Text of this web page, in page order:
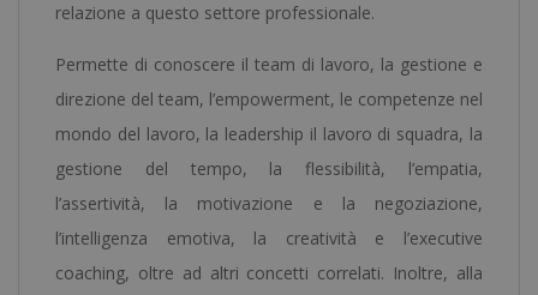
Notaio
Europeo
quantità
relazione a questo settore professionale.
Permette di conoscere il team di lavoro, la gestione e
direzione del team, l’empowerment, le competenze nel
mondo del lavoro, la leadership il lavoro di squadra, la
gestione del tempo, la flessibilità, l’empatia,
l’assertività, la motivazione e la negoziazione,
l’intelligenza emotiva, la creatività e l’executive
coaching, oltre ad altri concetti correlati. Inoltre, alla